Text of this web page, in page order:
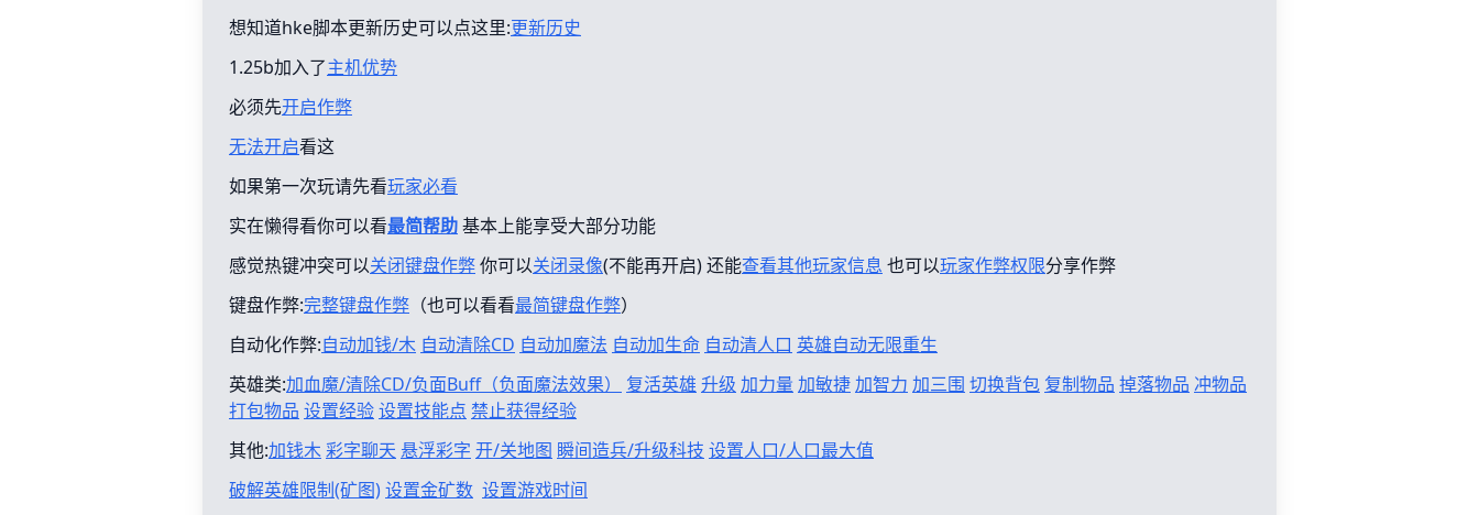
想知道hke脚本更新历史可以点这里:更新历史
1.25b加入了主机优势
必须先开启作弊
无法开启看这
如果第一次玩请先看玩家必看
实在懒得看你可以看最简帮助基本上能享受大部分功能
感觉热键冲突可以关闭键盘作弊你可以关闭录像(不能再开启) 还能查看其他玩家信息 也可以玩家作弊权限分享作弊
键盘作弊:完整键盘作弊 （也可以看看最简键盘作弊）
自动化作弊:自动加钱/木 自动清除CD 自动加魔法 自动加生命 自动清人口 英雄自动无限重生
英雄类:加血魔/清除CD/负面Buff（负面魔法效果） 复活英雄 升级 加力量 加敏捷加智力 加三围 切换背包 复制物品 掉落物品 冲物品
打包物品 设置经验设置技能点 禁止获得经验
其他:加钱木彩字聊天 悬浮彩字 开/关地图 瞬间造兵/升级科技 设置人口/人口最大值
破解英雄限制(矿图)设置金矿数 设置游戏时间